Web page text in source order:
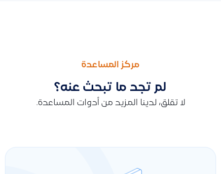
مركز المساعدة
لم تجد ما تبحث عنه؟
لا تقلق، لدينا المزيد من أدوات المساعدة.